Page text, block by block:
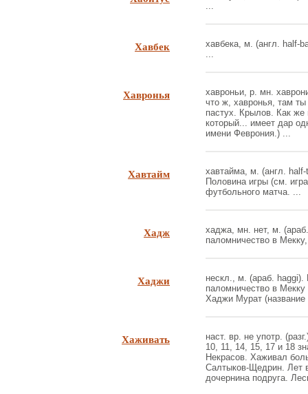
...
Хавбек
хавбека, м. (англ. half-
...
Хавронья
хавроньи, р. мн.
что ж, хавронья, там
пастух. Крылов. Как же
который... имеет дар
имени Феврония.) ...
Хавтайм
хавтайма, м. (англ.
Половина игры (см.
футбольного матча. ...
Хадж
хаджа, мн. нет, м.
паломничество в
Хаджи
нескл., м. (араб.
паломничество в
Хаджи Мурат (название
Хаживать
наст. вр. не употр.
10, 11, 14, 15, 17 и 18
Некрасов. Хаживал
Салтыков-Щедрин. Лет
дочернина подруга.